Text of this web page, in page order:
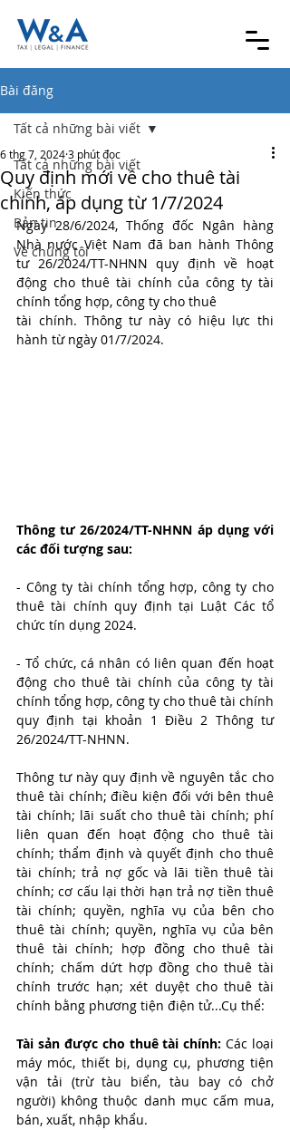
Bài đăng
Tất cả những bài viết
Kiến thức
Bản tin
Về chúng tôi
Tất cả những bài viết
Quy định mới về cho thuê tài
chính, áp dụng từ 1/7/2024
6 thg 7, 20243 phút đọc
Ngày 28/6/2024, Thống đốc Ngân hàng
Nhà nước Việt Nam đã ban hành Thông
tư 26/2024/TT-NHNN quy định về hoạt
động cho thuê tài chính của công ty tài
chính tổng hợp, công ty cho thuê
tài chính. Thông tư này có hiệu lực thi
hành từ ngày 01/7/2024.
Thông tư 26/2024/TT-NHNN áp dụng với
các đối tượng sau:
- Công ty tài chính tổng hợp, công ty cho
thuê tài chính quy định tại Luật Các tổ
chức tín dụng 2024.
- Tổ chức, cá nhân có liên quan đến hoạt
động cho thuê tài chính của công ty tài
chính tổng hợp, công ty cho thuê tài chính
quy định tại khoản 1 Điều 2 Thông tư
26/2024/TT-NHNN.
Thông tư này quy định về nguyên tắc cho
thuê tài chính; điều kiện đối với bên thuê
tài chính; lãi suất cho thuê tài chính; phí
liên quan đến hoạt động cho thuê tài
chính; thẩm định và quyết định cho thuê
tài chính; trả nợ gốc và lãi tiền thuê tài
chính; cơ cấu lại thời hạn trả nợ tiền thuê
tài chính; quyền, nghĩa vụ của bên cho
thuê tài chính; quyền, nghĩa vụ của bên
thuê tài chính; hợp đồng cho thuê tài
chính; chấm dứt hợp đồng cho thuê tài
chính trước hạn; xét duyệt cho thuê tài
chính bằng phương tiện điện tử...Cụ thể:
Tài sản được cho thuê tài chính: Các loại
máy móc, thiết bị, dụng cụ, phương tiện
vận tải (trừ tàu biển, tàu bay có chở
người) không thuộc danh mục cấm mua,
bán, xuất, nhập khẩu.